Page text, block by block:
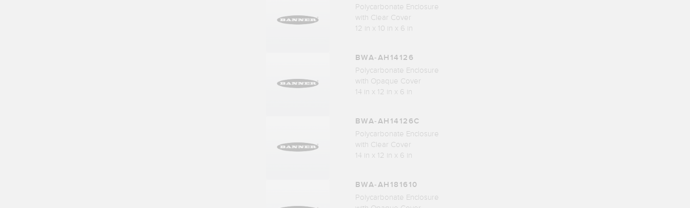
Polycarbonate Enclosure
with Clear Cover
12 in x 10 in x 6 in
BWA-AH14126
Polycarbonate Enclosure
with Opaque Cover
14 in x 12 in x 6 in
BWA-AH14126C
Polycarbonate Enclosure
with Clear Cover
14 in x 12 in x 6 in
BWA-AH181610
Polycarbonate Enclosure